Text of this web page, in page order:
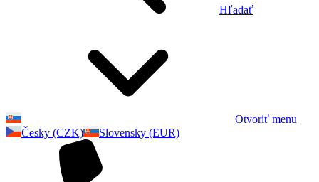
Hľadať
Otvoriť menu
Česky (CZK)
Slovensky (EUR)